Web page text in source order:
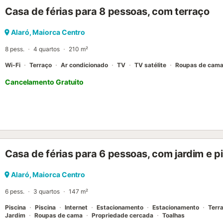
moradia, desfrute da vista para o jardim e esqueça o stress da
cafés a 550 m. Devido à sua localização ideal, a vivenda é um
praias podem ser alcançadas ap...
Casa de férias para 8 pessoas, com terraço
Alaró, Maiorca Centro
8 pess. 4 quartos 210 m²
Wi-Fi Terraço Ar condicionado TV TV satélite Roupas de cama
Cancelamento Gratuito
Casa de férias para 6 pessoas, com jardim e
Alaró, Maiorca Centro
6 pess. 3 quartos 147 m²
Piscina Piscina Internet Estacionamento Estacionamento
Jardim
Roupas de cama Propriedade cercada Toalhas